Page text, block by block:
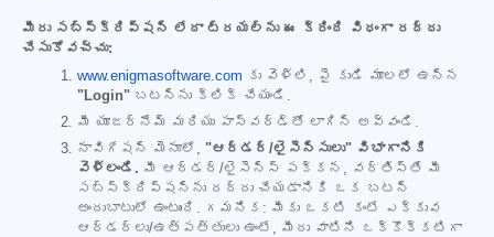
మీరు సబ్‌స్క్రిప్షన్ లేదా ట్రయల్‌ను ఈ క్రింది విధంగా రద్దు
చేసుకోవచ్చు:
www.enigmasoftware.com కు వెళ్లి, పై కుడి మూలలో ఉన్న
"Login" బటన్‌ను క్లిక్ చేయండి.
మీ యూజర్‌నేమ్ మరియు పాస్‌వర్డ్‌తో లాగిన్ అవ్వండి.
నావిగేషన్ మెనూలో, "ఆర్డర్/లైసెన్సులు" విభాగానికి
వెళ్లండి. మీ ఆర్డర్/లైసెన్స్ పక్కన, వర్తిస్తే మీ
సబ్‌స్క్రిప్షన్‌ను రద్దు చేయడానికి ఒక బటన్
అందుబాటులో ఉంటుంది. గమనిక: మీకు ఒకటి కంటే ఎక్కువ
ఆర్డర్‌లు/ఉత్పత్తులు ఉంటే, మీరు వాటిని ఒక్కొక్కటిగా